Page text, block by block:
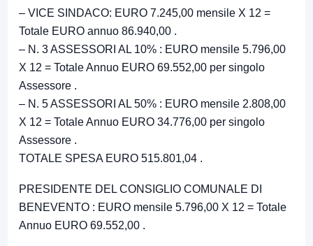
– VICE SINDACO: EURO 7.245,00 mensile X 12 =
Totale EURO annuo 86.940,00 .
– N. 3 ASSESSORI AL 10% : EURO mensile 5.796,00
X 12 = Totale Annuo EURO 69.552,00 per singolo
Assessore .
– N. 5 ASSESSORI AL 50% : EURO mensile 2.808,00
X 12 = Totale Annuo EURO 34.776,00 per singolo
Assessore .
TOTALE SPESA EURO 515.801,04 .
PRESIDENTE DEL CONSIGLIO COMUNALE DI
BENEVENTO : EURO mensile 5.796,00 X 12 = Totale
Annuo EURO 69.552,00 .